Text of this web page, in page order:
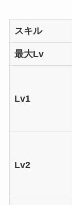
スキル
最大Lv
Lv1
Lv2